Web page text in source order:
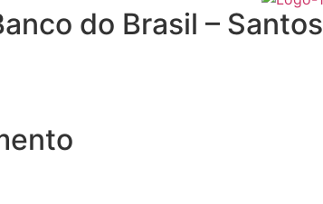
do Brasil – Santos